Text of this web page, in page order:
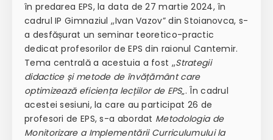
în predarea EPS, la data de 27 martie 2024, în
cadrul IP Gimnaziul ,,Ivan Vazov” din Stoianovca, s-
a desfășurat un seminar teoretico-practic
dedicat profesorilor de EPS din raionul Cantemir.
Tema centrală a acestuia a fost ,,Strategii
didactice și metode de învățământ care
optimizează eficiența lecțiilor de EPS„. În cadrul
acestei sesiuni, la care au participat 26 de
profesori de EPS, s-a abordat Metodologia de
Monitorizare a Implementării Curriculumului la